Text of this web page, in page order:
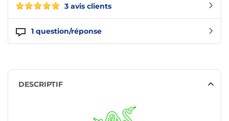
3 avis clients
1 question/réponse
DESCRIPTIF